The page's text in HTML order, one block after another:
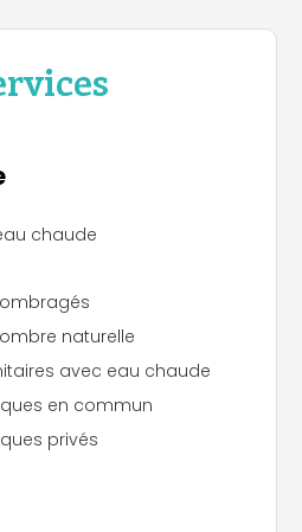
chaude
naturelle
avec eau chaude
en commun
privés